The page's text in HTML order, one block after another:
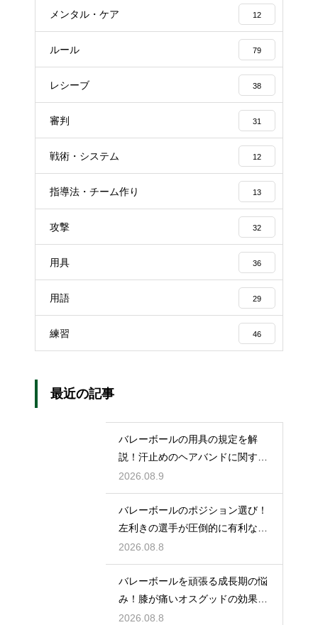
メンタル・ケア 12
ルール 79
レシーブ 38
審判 31
戦術・システム 12
指導法・チーム作り 13
攻撃 32
用具 36
用語 29
練習 46
最近の記事
バレーボールの用具の規定を解
説！汗止めのヘアバンドに関する
ルール
2026.08.9
バレーボールのポジション選び！
左利きの選手が圧倒的に有利な場
所とは
2026.08.8
バレーボールを頑張る成長期の悩
み！膝が痛いオスグッドの効果的
な対策
2026.08.8